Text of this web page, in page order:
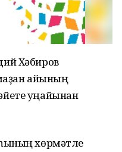
Хәбиров
айының
уңайынан
хөрмәтле